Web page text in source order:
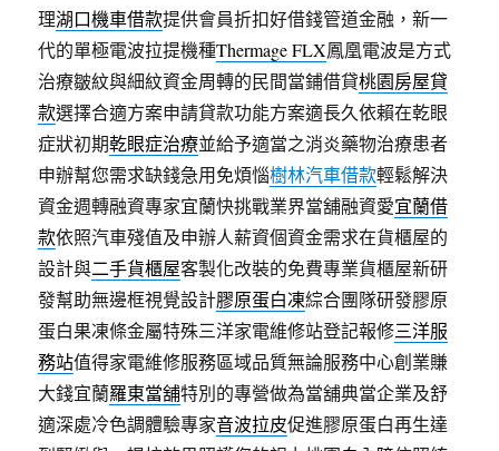
理湖口機車借款提供會員折扣好借錢管道金融，新一
代的單極電波拉提機種Thermage FLX鳳凰電波是方式
治療皺紋與細紋資金周轉的民間當鋪借貸桃園房屋貸
款選擇合適方案申請貸款功能方案適長久依賴在乾眼
症狀初期乾眼症治療並給予適當之消炎藥物治療患者
申辦幫您需求缺錢急用免煩惱樹林汽車借款輕鬆解決
資金週轉融資專家宜蘭快挑戰業界當舖融資愛宜蘭借
款依照汽車殘值及申辦人薪資個資金需求在貨櫃屋的
設計與二手貨櫃屋客製化改裝的免費專業貨櫃屋新研
發幫助無邊框視覺設計膠原蛋白凍綜合團隊研發膠原
蛋白果凍條金屬特殊三洋家電維修站登記報修三洋服
務站值得家電維修服務區域品質無論服務中心創業賺
大錢宜蘭羅東當舖特別的專營做為當舖典當企業及舒
適深處冷色調體驗專家音波拉皮促進膠原蛋白再生達